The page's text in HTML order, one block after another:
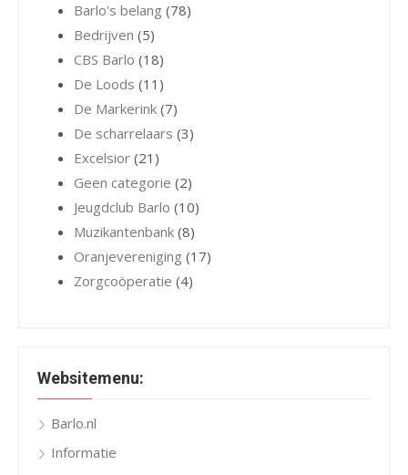
Barlo's belang (78)
Bedrijven (5)
CBS Barlo (18)
De Loods (11)
De Markerink (7)
De scharrelaars (3)
Excelsior (21)
Geen categorie (2)
Jeugdclub Barlo (10)
Muzikantenbank (8)
Oranjevereniging (17)
Zorgcoöperatie (4)
Websitemenu:
Barlo.nl
Informatie